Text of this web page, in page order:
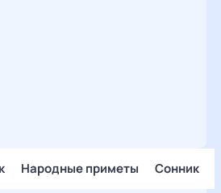
Народные приметы Сонник